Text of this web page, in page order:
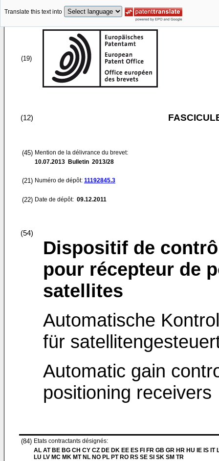
Translate this text into
(19)
(12)
(45) Mention de la délivrance du brevet:
10.07.2013 Bulletin 2013/28
(21) Numéro de dépôt: 11192845.3
(22) Date de dépôt: 09.12.2011
(54)
Dispositif de
pour récepteur de
satellites
Automatische
für
Automatic gain
positioning receivers
(84) Etats contractants désignés:
AL AT BE BG CH CY CZ DE DK EE ES FI FR GB GR HR HU IE IS IT
LU LV MC MK MT NL NO PL PT RO RS SE SI SK SM TR